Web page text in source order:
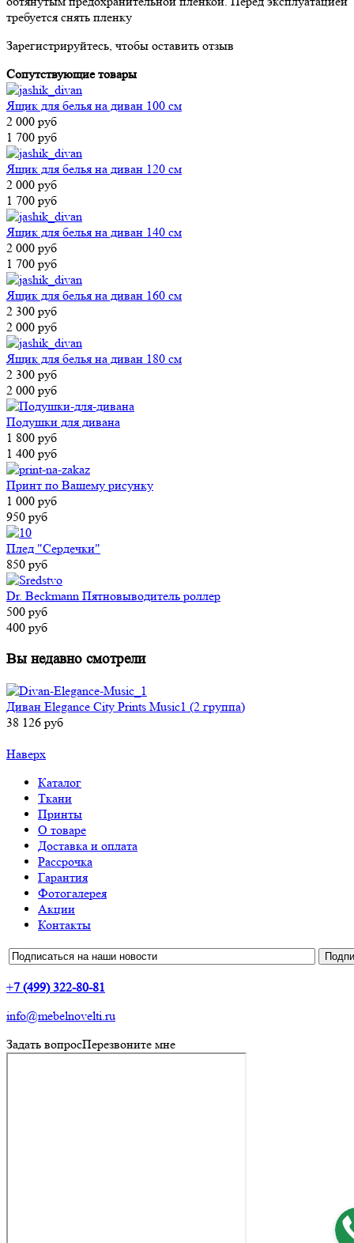
требуется снять пленку
Зарегистрируйтесь, чтобы оставить отзыв
Сопутствующие товары
Ящик для белья на диван 100 см
2 000 руб
1 700 руб
Ящик для белья на диван 120 см
2 000 руб
1 700 руб
Ящик для белья на диван 140 см
2 000 руб
1 700 руб
Ящик для белья на диван 160 см
2 300 руб
2 000 руб
Ящик для белья на диван 180 см
2 300 руб
2 000 руб
Подушки для дивана
1 800 руб
1 400 руб
Принт по Вашему рисунку
1 000 руб
950 руб
Плед "Сердечки"
850 руб
Dr. Beckmann Пятновыводитель роллер
500 руб
400 руб
Вы недавно смотрели
Диван Elegance City Prints Music1 (2 группа)
38 126 руб
Наверх
Каталог
Ткани
Принты
О товаре
Доставка и оплата
Рассрочка
Гарантия
Фотогалерея
Акции
Контакты
+7 (499) 322-80-81
info@mebelnovelti.ru
Задать вопросПерезвоните мне